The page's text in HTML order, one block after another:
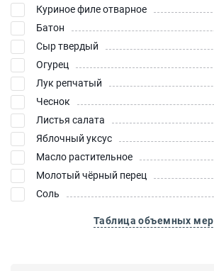
Куриное филе отварное
Батон
Сыр твердый
Огурец
Лук репчатый
Чеснок
Листья салата
Яблочный уксус
Масло растительное
Молотый чёрный перец
Соль
Таблица объемных мер